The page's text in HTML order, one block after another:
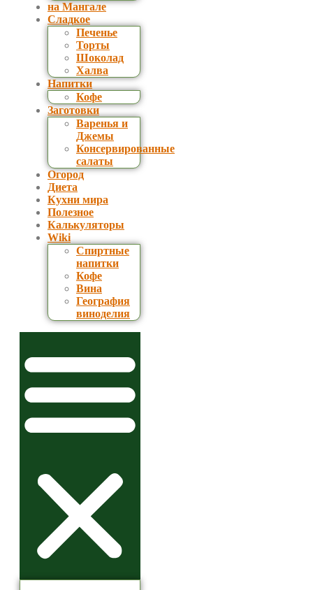
на Мангале
Сладкое
Печенье
Торты
Шоколад
Халва
Напитки
Кофе
Заготовки
Варенья и
Джемы
Консервированные
салаты
Огород
Диета
Кухни мира
Полезное
Калькуляторы
Wiki
Спиртные
напитки
Кофе
Вина
География
виноделия